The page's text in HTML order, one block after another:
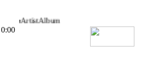
ArtistAlbum
0:00